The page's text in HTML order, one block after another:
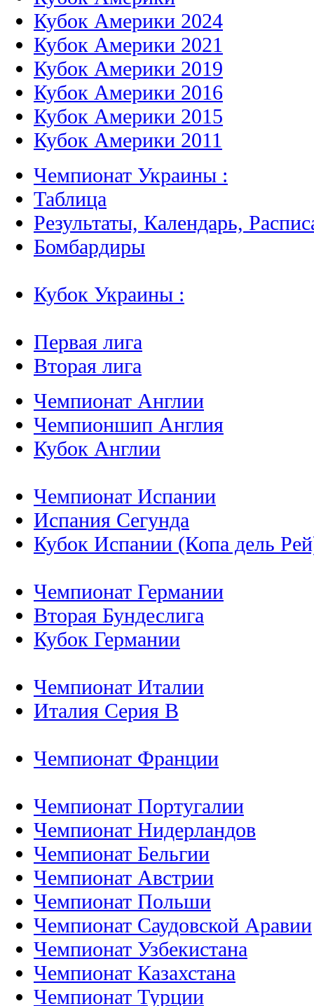
Кубок Америки 2024
Кубок Америки 2021
Кубок Америки 2019
Кубок Америки 2016
Кубок Америки 2015
Кубок Америки 2011
Чемпионат Украины :
Таблица
Результаты, Календарь,
Бомбардиры
Кубок Украины :
Первая лига
Вторая лига
Чемпионат Англии
Чемпионшип Англия
Кубок Англии
Чемпионат Испании
Испания Сегунда
Кубок Испании (Копа дель
Чемпионат Германии
Вторая Бундеслига
Кубок Германии
Чемпионат Италии
Италия Серия B
Чемпионат Франции
Чемпионат Португалии
Чемпионат Нидерландов
Чемпионат Бельгии
Чемпионат Австрии
Чемпионат Польши
Чемпионат Саудовской Аравии
Чемпионат Узбекистана
Чемпионат Казахстана
Чемпионат Турции